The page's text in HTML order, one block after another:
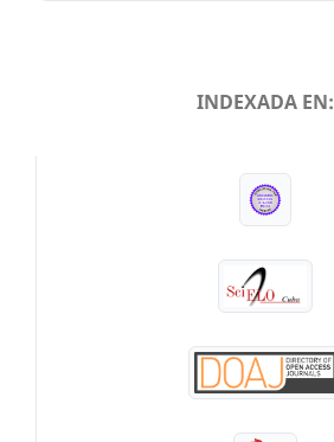
INDEXADA EN: